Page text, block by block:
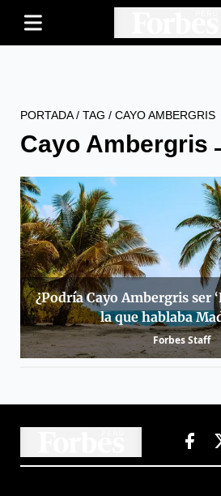
PORTADA/ TAG / CAYO AMBERGRIS
Cayo Ambergris
¿Podría Cayo Ambergris ser
la que hablaba
Forbes Staff